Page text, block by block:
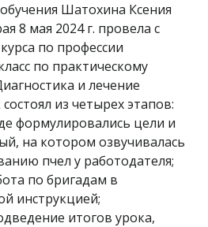
Шатохина Ксения
8 мая 2024 г. провела с
по профессии
по практическому
и лечение
из четырех этапов:
формулировались цели и
на котором озвучивалась
пчел у работодателя;
по бригадам в
инструкцией;
итогов урока,